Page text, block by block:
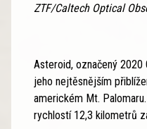
ZTF/Caltech Optical
Asteroid, označený
jeho nejtěsnějším
americkém Mt.
rychlostí 12,3 kilometrů